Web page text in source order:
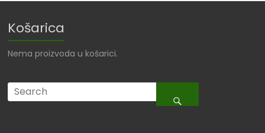
Košarica
Nema proizvoda u košarici.